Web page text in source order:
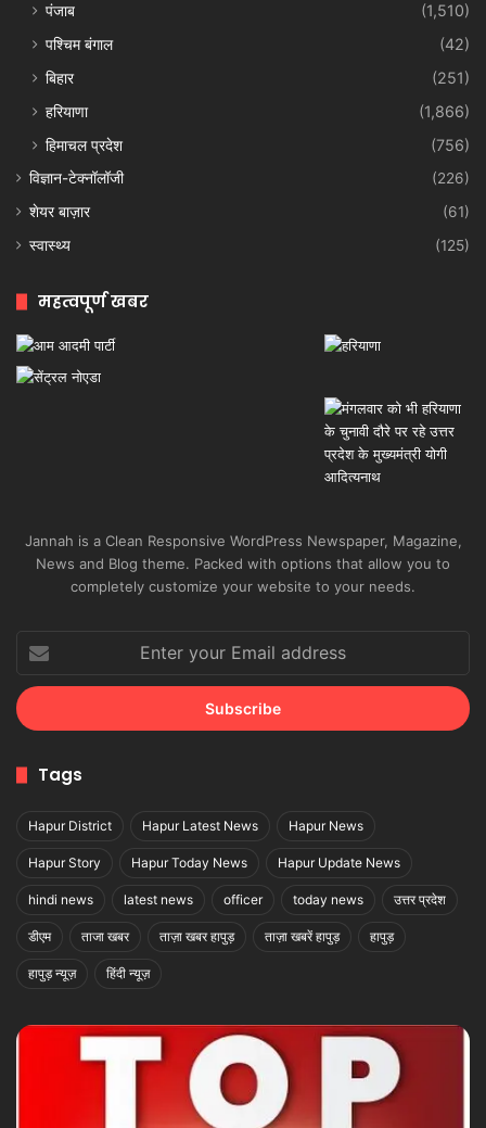
पंजाब
(1,510)
पश्चिम बंगाल
(42)
बिहार
(251)
हरियाणा
(1,866)
हिमाचल प्रदेश
(756)
विज्ञान-टेक्नॉलॉजी
(226)
शेयर बाज़ार
(61)
स्वास्थ्य
(125)
महत्वपूर्ण खबर
Jannah is a Clean Responsive WordPress Newspaper, Magazine,
News and Blog theme. Packed with options that allow you to
completely customize your website to your needs.
your
Email
address
Tags
Hapur District Hapur Latest News Hapur News
Hapur Story Hapur Today News Hapur Update News
hindi news latest news officer today news उत्तर प्रदेश
डीएम ताजा खबर ताज़ा खबर हापुड़ ताज़ा खबरें हापुड़ हापुड़
हापुड़ न्यूज़ हिंदी न्यूज़